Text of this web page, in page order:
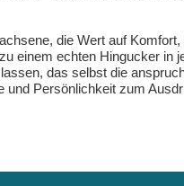
die Wert auf Komfort,
einem echten Hingucker in
das selbst die
und Persönlichkeit zum